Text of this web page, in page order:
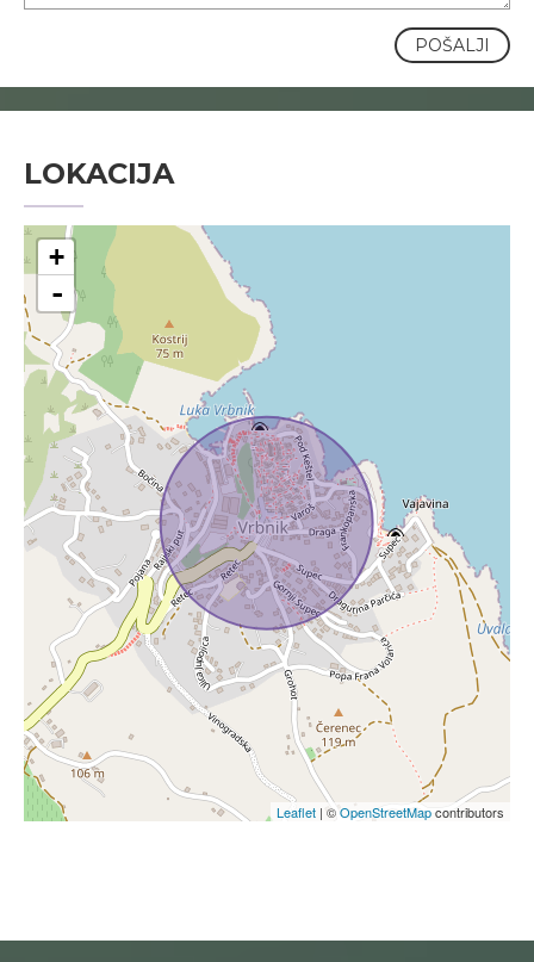
POŠALJI
LOKACIJA
+
-
Leaflet | ©OpenStreetMapcontributors